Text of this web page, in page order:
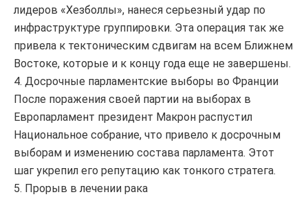
лидеров «Хезболлы», нанеся серьезный удар по
инфраструктуре группировки. Эта операция так же
привела к тектоническим сдвигам на всем Ближнем
Востоке, которые и к концу года еще не завершены.
4. Досрочные парламентские выборы во Франции
После поражения своей партии на выборах в
Европарламент президент Макрон распустил
Национальное собрание, что привело к досрочным
выборам и изменению состава парламента. Этот
шаг укрепил его репутацию как тонкого стратега.
5. Прорыв в лечении рака